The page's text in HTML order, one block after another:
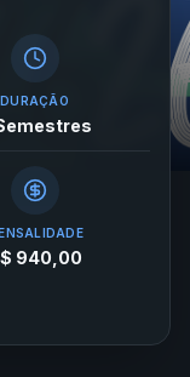
DURAÇÃO
940,00